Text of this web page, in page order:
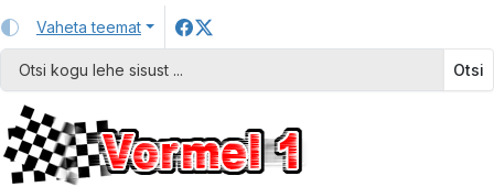
Vaheta teemat
Otsi